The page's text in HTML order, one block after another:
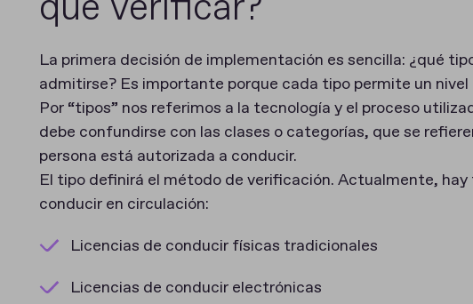
La primera decisión de implementación es sencilla: ¿qué
admitirse? Es importante porque cada tipo permite un
Por “tipos” nos referimos a la tecnología y el proceso
debe confundirse con las clases o categorías, que se
persona está autorizada a conducir.
El tipo definirá el método de verificación. Actualmente,
conducir en circulación:
Licencias de conducir físicas tradicionales
Licencias de conducir electrónicas